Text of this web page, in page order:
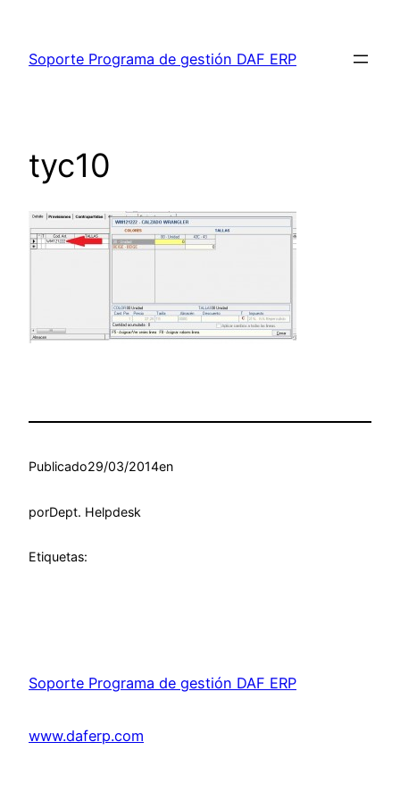
contenido
Soporte Programa de gestión DAF ERP
tyc10
Publicado29/03/2014en
porDept. Helpdesk
Etiquetas:
Soporte Programa de gestión DAF ERP
www.daferp.com